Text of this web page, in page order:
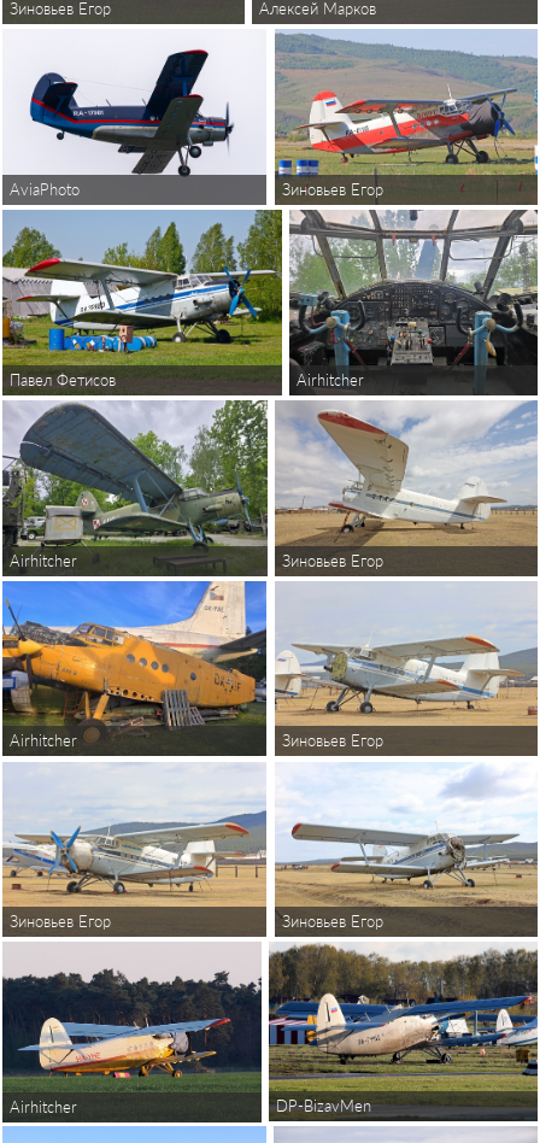
Зиновьев Егор Алексей Марков
AviaPhoto Зиновьев Егор
Павел Фетисов Airhitcher
Airhitcher Зиновьев Егор
Airhitcher Зиновьев Егор
Зиновьев Егор Зиновьев Егор
Airhitcher DP-BizavMen